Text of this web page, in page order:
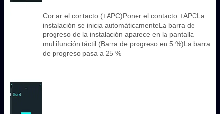
Cortar el contacto (+APC)Poner el contacto +APCLa
instalación se inicia automáticamenteLa barra de
progreso de la instalación aparece en la pantalla
multifunción táctil (Barra de progreso en 5 %)La barra
de progreso pasa a 25 %